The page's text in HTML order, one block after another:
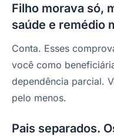
Filho morava só,
saúde e remédio
Conta. Esses
você como
dependência parcial.
pelo menos.
Pais separados.